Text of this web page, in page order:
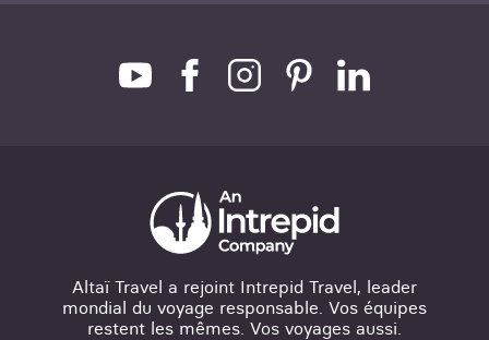
Altaï Travel a rejoint Intrepid Travel, leader
mondial du voyage responsable. Vos équipes
restent les mêmes. Vos voyages aussi.